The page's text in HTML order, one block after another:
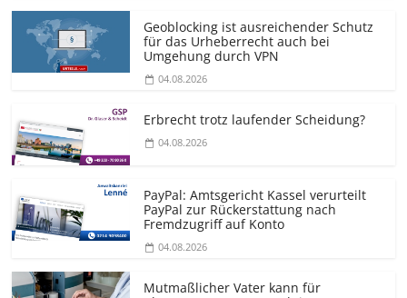
Geoblocking ist ausreichender Schutz
für das Urheberrecht auch bei
Umgehung durch VPN
04.08.2026
Erbrecht trotz laufender Scheidung?
04.08.2026
PayPal: Amtsgericht Kassel verurteilt
PayPal zur Rückerstattung nach
Fremdzugriff auf Konto
04.08.2026
Mutmaßlicher Vater kann für